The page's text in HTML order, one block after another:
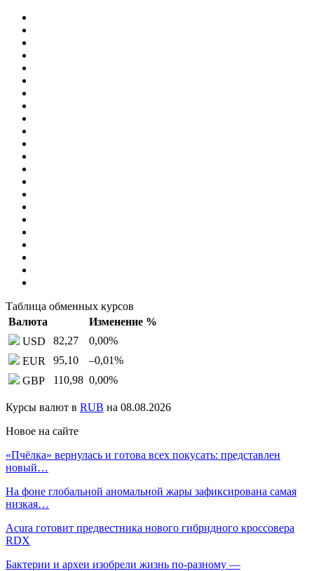
Таблица обменных курсов
Валюта
Изменение %
USD
82,27 0,00%
EUR
95,10 –0,01%
GBP
110,98 0,00%
Курсы валют в RUB на 08.08.2026
Новое на сайте
«Пчёлка» вернулась и готова всех покусать: представлен
новый…
На фоне глобальной аномальной жары зафиксирована самая
низкая…
Acura готовит предвестника нового гибридного кроссовера
RDX
Бактерии и археи изобрели жизнь по-разному —